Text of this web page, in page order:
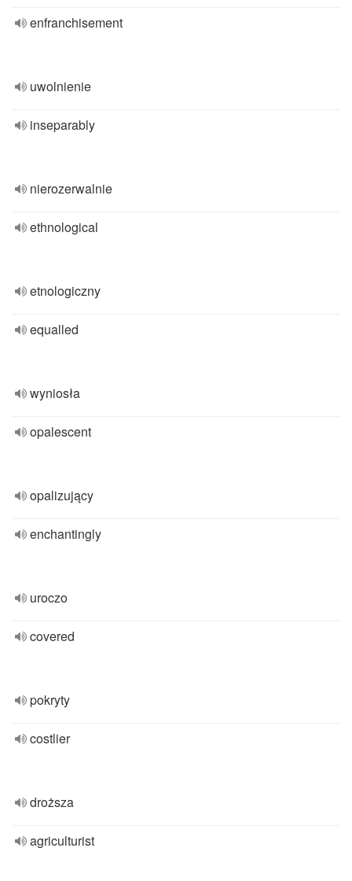
enfranchisement
uwolnienie
inseparably
nierozerwalnie
ethnological
etnologiczny
equalled
wyniosła
opalescent
opalizujący
enchantingly
uroczo
covered
pokryty
costlier
droższa
agriculturist